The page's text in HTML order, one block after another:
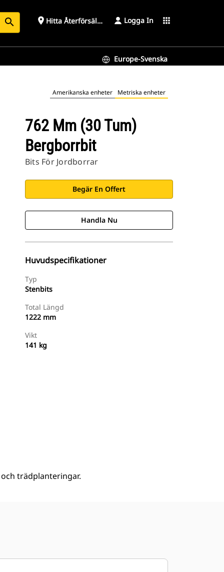
search place Hitta Återförsäljare Logga In apps
Europe-Svenska
Amerikanska enheter Metriska enheter
762 Mm (30 Tum)
Bergborrbit
Bits För Jordborrar
Begär En Offert
Handla Nu
Huvudspecifikationer
Typ
Stenbits
Total Längd
1222 mm
Vikt
141 kg
trädplanteringar.